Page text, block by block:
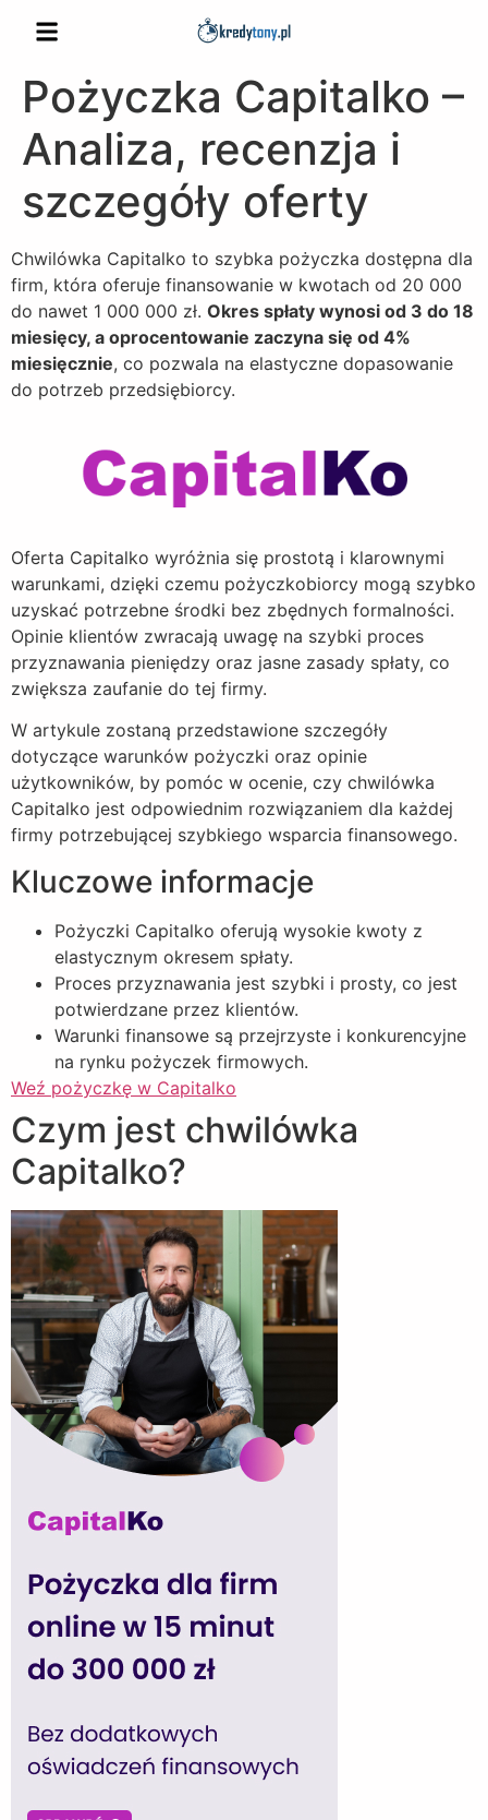
Pożyczka Capitalko –
Analiza, recenzja i
szczegóły oferty
Chwilówka Capitalko to szybka pożyczka dostępna dla
firm, która oferuje finansowanie w kwotach od 20 000
do nawet 1 000 000 zł. Okres spłaty wynosi od 3 do 18
miesięcy, a oprocentowanie zaczyna się od 4%
miesięcznie, co pozwala na elastyczne dopasowanie
do potrzeb przedsiębiorcy.
Oferta Capitalko wyróżnia się prostotą i klarownymi
warunkami, dzięki czemu pożyczkobiorcy mogą szybko
uzyskać potrzebne środki bez zbędnych formalności.
Opinie klientów zwracają uwagę na szybki proces
przyznawania pieniędzy oraz jasne zasady spłaty, co
zwiększa zaufanie do tej firmy.
W artykule zostaną przedstawione szczegóły
dotyczące warunków pożyczki oraz opinie
użytkowników, by pomóc w ocenie, czy chwilówka
Capitalko jest odpowiednim rozwiązaniem dla każdej
firmy potrzebującej szybkiego wsparcia finansowego.
Kluczowe informacje
Pożyczki Capitalko oferują wysokie kwoty z
elastycznym okresem spłaty.
Proces przyznawania jest szybki i prosty, co jest
potwierdzane przez klientów.
Warunki finansowe są przejrzyste i konkurencyjne
na rynku pożyczek firmowych.
Weź pożyczkę w Capitalko
Czym jest chwilówka
Capitalko?